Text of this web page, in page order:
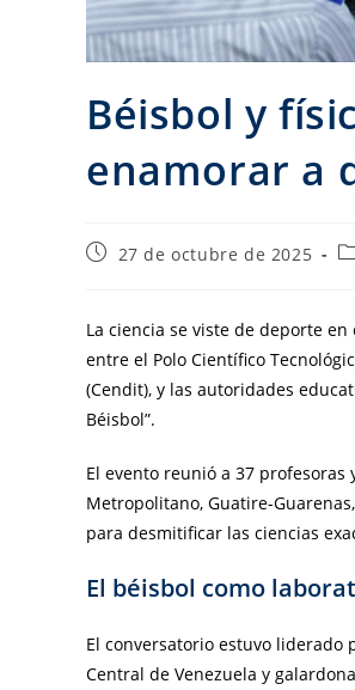
Béisbol y
enamorar a
27 de octubre de 2025
La ciencia se viste de deporte
entre el Polo Científico
(Cendit), y las autoridades
Béisbol”.
El evento reunió a 37
Metropolitano, Guatire-
para desmitificar las ciencias
El béisbol como
El conversatorio estuvo liderado
Central de Venezuela y